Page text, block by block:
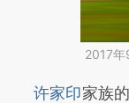
2017年
请务必在总
许家印家族